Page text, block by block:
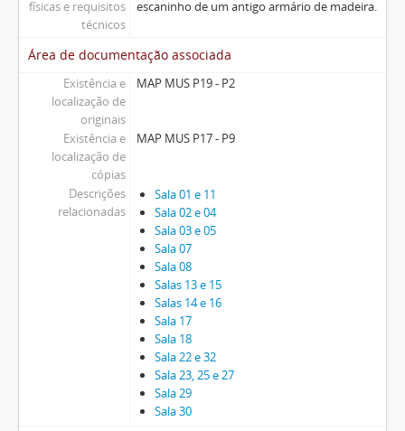
físicas e requisitos
técnicos
escaninho de um antigo armário de madeira.
Área de documentação associada
Existência e
localização de
originais
MAP MUS P19 - P2
Existência e
localização de
cópias
MAP MUS P17 - P9
Descrições
relacionadas
Sala 01 e 11
Sala 02 e 04
Sala 03 e 05
Sala 07
Sala 08
Salas 13 e 15
Salas 14 e 16
Sala 17
Sala 18
Sala 22 e 32
Sala 23, 25 e 27
Sala 29
Sala 30